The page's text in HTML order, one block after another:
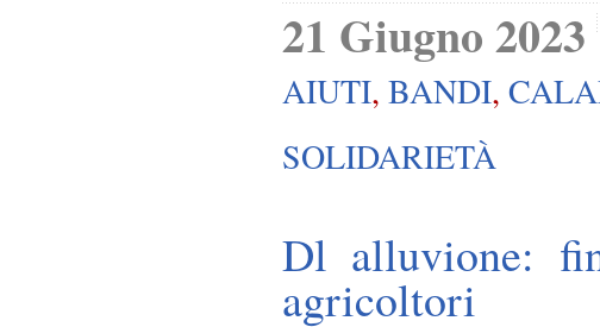
21 Giugno 2023
AIUTI, BANDI,
SOLIDARIETÀ
Dl alluvione:
agricoltori